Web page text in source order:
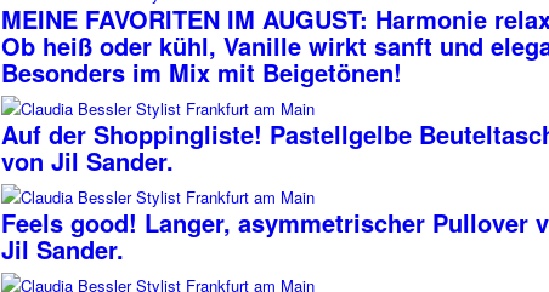
MEINE FAVORITEN IM AUGUST: Harmonie
Ob heiß oder kühl, Vanille wirkt sanft und
Besonders im Mix mit Beigetönen!
Auf der Shoppingliste! Pastellgelbe
von Jil Sander.
Feels good! Langer, asymmetrischer Pullover
Jil Sander.